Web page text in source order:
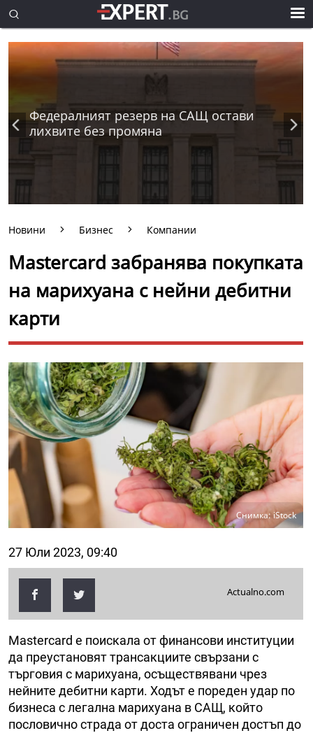
Федералният резерв на САЩ остави
лихвите без промяна
Новини Бизнес Компании
Mastercard забранява покупката
на марихуана с нейни дебитни
карти
Снимка: iStock
27 Юли 2023, 09:40
Actualno.com
Mastercard е поискала от финансови институции
да преустановят трансакциите свързани с
търговия с марихуана, осъществявани чрез
нейните дебитни карти. Ходът е пореден удар по
бизнеса с легална марихуана в САЩ, който
пословично страда от доста ограничен достъп до